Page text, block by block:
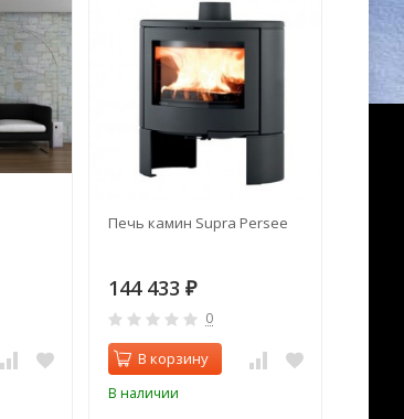
Печь камин Supra Persee
144 433 ₽
0
В корзину
В наличии